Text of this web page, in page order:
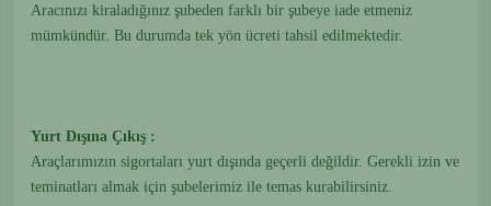
Aracınızı kiraladığınız şubeden farklı bir şubeye iade etmeniz
mümkündür. Bu durumda tek yön ücreti tahsil edilmektedir.
Yurt Dışına Çıkış :
Araçlarımızın sigortaları yurt dışında geçerli değildir. Gerekli izin ve
teminatları almak için şubelerimiz ile temas kurabilirsiniz.